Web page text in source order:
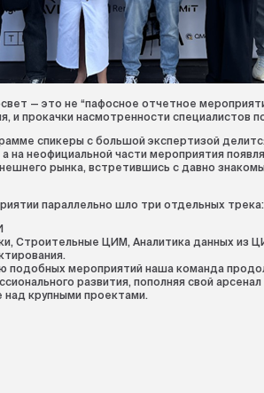
— это не “пафосное отчетное
и прокачки насмотренности специалистов
спикеры с большой экспертизой
на неофициальной части мероприятия
рынка, встретившись с давно
параллельно шло три отдельных трека:
Строительные ЦИМ, Аналитика данных из
подобных мероприятий наша команда
развития, пополняя свой
крупными проектами.